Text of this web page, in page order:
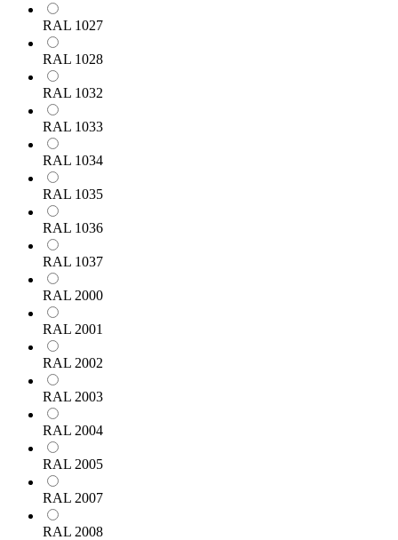
RAL 1027
RAL 1028
RAL 1032
RAL 1033
RAL 1034
RAL 1035
RAL 1036
RAL 1037
RAL 2000
RAL 2001
RAL 2002
RAL 2003
RAL 2004
RAL 2005
RAL 2007
RAL 2008